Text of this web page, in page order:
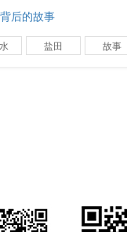
后的故事
盐田 故事